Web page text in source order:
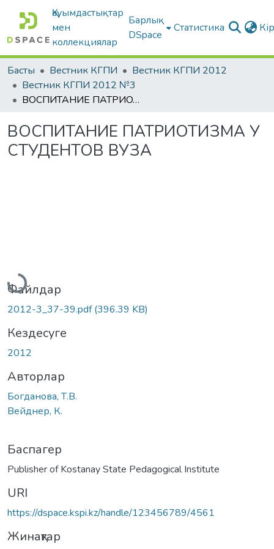
Қауымдастықтар
мен
коллекциялар
Барлық
DSpace
Статистика
Басты Вестник КГПИ
Вестник КГПИ 2012
Вестник КГПИ 2012 №3
ВОСПИТАНИЕ ПАТРИОТИЗМА У СТУДЕНТОВ ВУЗА
ВОСПИТАНИЕ ПАТРИОТИЗМА У
СТУДЕНТОВ ВУЗА
Жүктеу...
Файлдар
2012-3_37-39.pdf(396.39 KB)
Кездесуге
2012
Авторлар
Богданова, Т.В.
Вейднер, К.
Баспагер
Publisher of Kostanay State Pedagogical Institute
URI
https://dspace.kspi.kz/handle/123456789/4561
Жинақтар